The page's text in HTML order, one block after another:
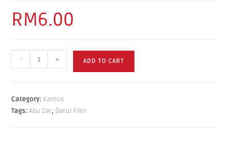
RM6.00
- + ADD TO CART
Category: Kamus
Tags:Abu Zar, Darul Fikir